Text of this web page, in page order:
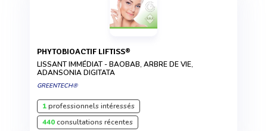
PHYTOBIOACTIF LIFTISS®
LISSANT IMMÉDIAT - BAOBAB, ARBRE DE VIE,
ADANSONIA DIGITATA
GREENTECH®
1professionnels intéressés
440consultations récentes